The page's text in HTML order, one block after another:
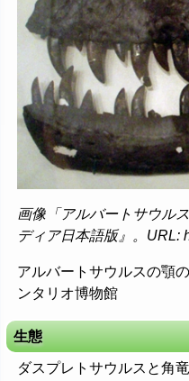
画像「アルバートサウル
ディア日本語版』。URL:
アルバートサウルスの
ンタリオ博物館
生態
ダスプレトサウルスと角